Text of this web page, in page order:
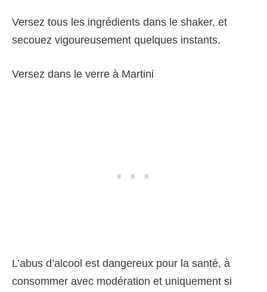
Versez tous les ingrédients dans le shaker, et
secouez vigoureusement quelques instants.
Versez dans le verre à Martini
L’abus d’alcool est dangereux pour la santé, à
consommer avec modération et uniquement si